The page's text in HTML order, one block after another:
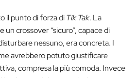
il punto di forza diTik Tak. La
crossover “sicuro”, capace di
nessuno, era concreta. I
avrebbero potuto giustificare
compresa la più comoda. Invece